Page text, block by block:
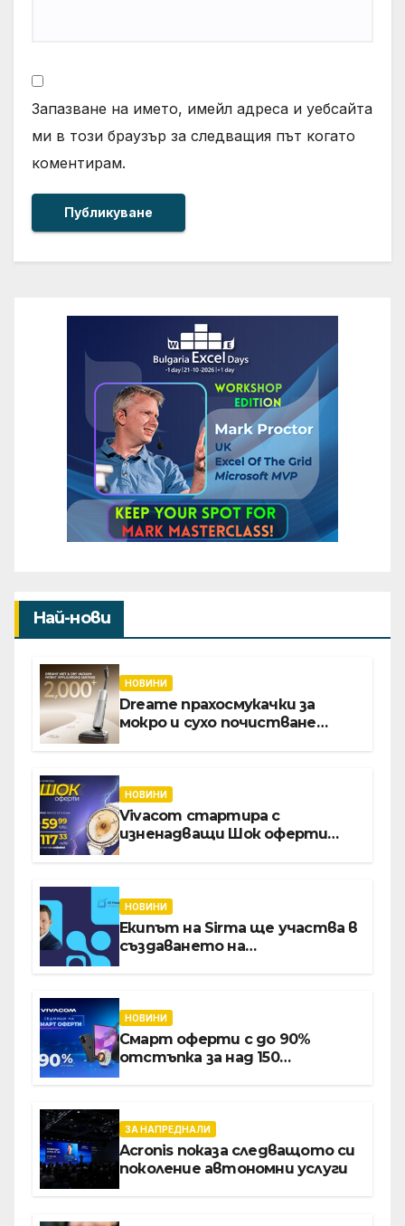
Запазване на името, имейл адреса и уебсайта
ми в този браузър за следващия път когато
коментирам.
Най-нови
НОВИНИ
Dreame прахосмукачки за
мокро и сухо почистване
НОВИНИ
Vivacom стартира с
изненадващи Шок оферти
НОВИНИ
Екипът на Sirma ще участва в
създаването на
хотелиерството
НОВИНИ
Смарт оферти с до 90%
отстъпка за над 150
ЗА НАПРЕДНАЛИ
Acronis показа следващото си
поколение автономни услуги